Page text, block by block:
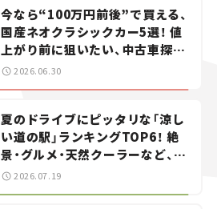
今なら“100万円前後”で買える、
国産ネオクラシックカー5選！ 値
上がり前に狙いたい、中古車探し
をお手伝い――ちょっとイケてるマ
イカー選び #02
2026.06.30
夏のドライブにピッタリな「涼し
い道の駅」ランキングTOP6！ 絶
景・グルメ・天然クーラーなど、避
暑におすすめのスポットを紹介
2026.07.19